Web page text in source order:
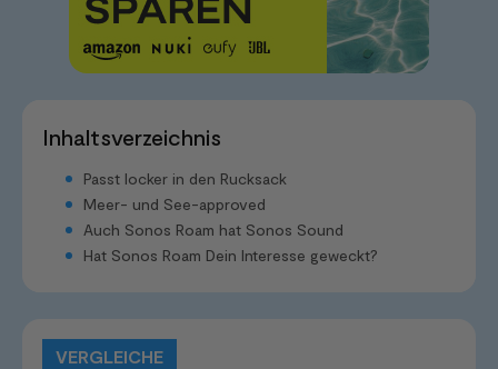
Inhaltsverzeichnis
Passt locker in den Rucksack
Meer- und See-approved
Auch Sonos Roam hat Sonos Sound
Hat Sonos Roam Dein Interesse geweckt?
VERGLEICHE